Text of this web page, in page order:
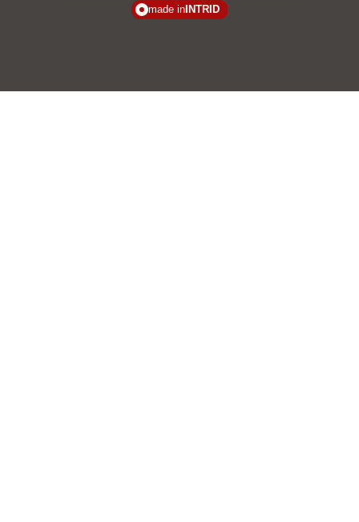
made in INTRID